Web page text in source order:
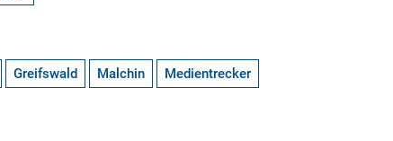
Greifswald Malchin Medientrecker